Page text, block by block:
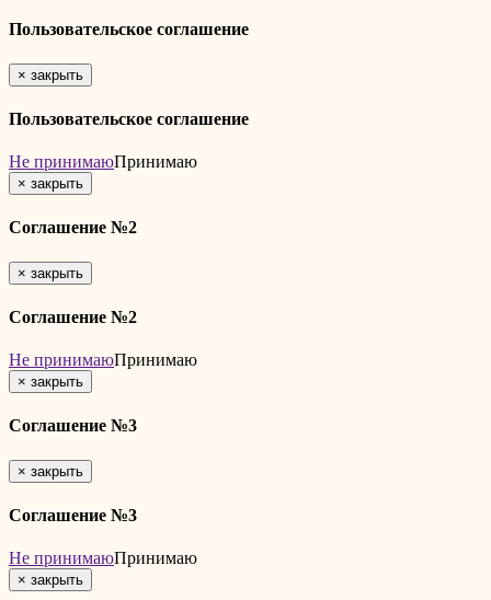
Пользовательское соглашение
× закрыть
Пользовательское соглашение
Не принимаюПринимаю
× закрыть
Соглашение №2
× закрыть
Соглашение №2
Не принимаюПринимаю
× закрыть
Соглашение №3
× закрыть
Соглашение №3
Не принимаюПринимаю
× закрыть